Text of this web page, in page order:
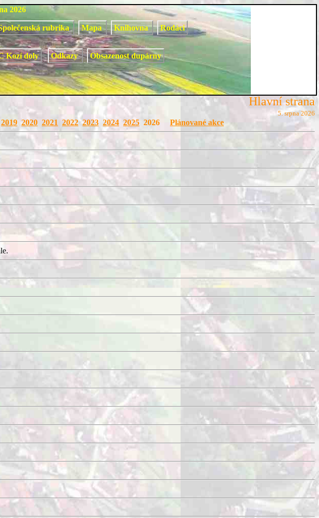
2026
rubrika Mapa Knihovna Rodáci
Kozí doly Odkazy Obsazenost dupárny
Hlavní strana
5. srpna 2026
2019 2020 2021 2022 2023 2024 2025 2026 Plánované akce